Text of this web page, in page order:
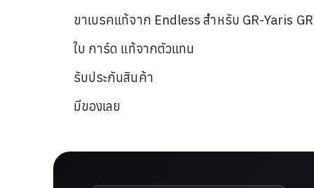
ขาเบรคแท้จาก Endless สำหรับ GR-Yaris
ใบ การ์ด แท้จากตัวแทน
รับประกันสินค้า
มีของเลย